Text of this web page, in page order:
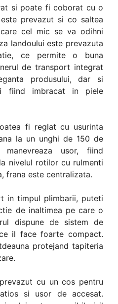
si poate fi coborat cu o
prevazut si co saltea
cel mic se va odihni
landoului este prevazuta
ce permite o buna
de transport integrat
produsului, dar si
fiind imbracat in piele
fi reglat cu usurinta
la un unghi de 150 de
usor, fiind
nivelul rotilor cu rulmenti
frana este centralizata.
in timpul plimbarii, puteti
de inaltimea pe care o
dispune de sistem de
il face foarte compact.
protejand tapiteria
cu un cos pentru
si usor de accesat.